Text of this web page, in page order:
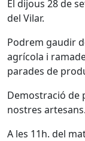
El dijous 28 de
del Vilar.
Podrem gaudir
agrícola i
parades de
Demostració de
nostres artesans.
A les 11h. del